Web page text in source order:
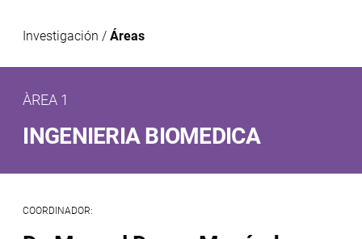
Investigación /Áreas
ÀREA 1
INGENIERIA BIOMEDICA
COORDINADOR: